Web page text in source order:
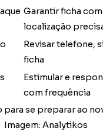
Garantir ficha
localização
Revisar telefone,
ficha
Estimular e
com frequência
para se preparar ao
Imagem: Analytikos